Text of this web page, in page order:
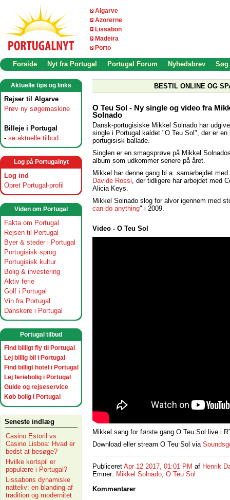
Algarve
Azorerne
Lissabon
Madeira
Porto
Forside Nyt fra Portugal Portugal Forum Nyhedsbrev Søg
Aktuelle tips og links
Rejser til Algarve
Prøv ny søgemaskine
Billeje i Portugal
- se aktuelle tilbud
Log på Portugalnyt
Log ind
Opret Portugal-profil
Viden om Portugal
Fakta om Portugal
Rejsen til Portugal
Byer & steder i Portugal
Portugisisk sprog
Portugisisk kultur
Bolig & investering
Aktiv ferie
Golf i Portugal
Vin fra Portugal
Danskere i Portugal
Portugal tilbud
Find billigt fly til Portugal
Lej billig bil i Portugal
Find billigt hotel i Portugal
Lej feriebolig i Portugal
Guide og rejseservice
Køb bolig i Portugal
Seneste indlæg
Casino Estoril vs.
Casino Lisboa: Hvad er
bedst at besøge?
Hvilke kortspil er
populære i Portugal?
Lissabons dynamiske
natteliv: en blanding af
tradition og modernitet
BESTIL ONLINE OG
O Teu Sol - Ny single og video fra
Solnado
Dansk-portugisiske Mikkel Solnado har
single i Portugal kaldet "O Teu Sol", der er en
portugisisk ballade.
Singlen er en smagsprøve på Mikkel
album som udkommer senere på året.
Mikkel har denne gang bl.a. samarbejdet
Davide Rossi , der tidligere har arbejdet med
Alicia Keys.
Mikkel Solnado slog for alvor igennem med
can do anything" i 2009.
Video - O Teu Sol
Mikkel sang for første gang O Teu Sol live i
Download eller stream O Teu Sol via
Publiceret Apr 12 2017, 01:01 PM af Henrik
Emner: Mikkel Solnado, O Teu Sol
Kommentarer